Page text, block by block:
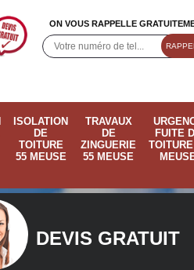
ON VOUS RAPPELLE
ISOLATION
DE
TOITURE
55 MEUSE
TRAVAUX
DE
ZINGUERIE
55 MEUSE
FUITE
DEVIS GRATUIT